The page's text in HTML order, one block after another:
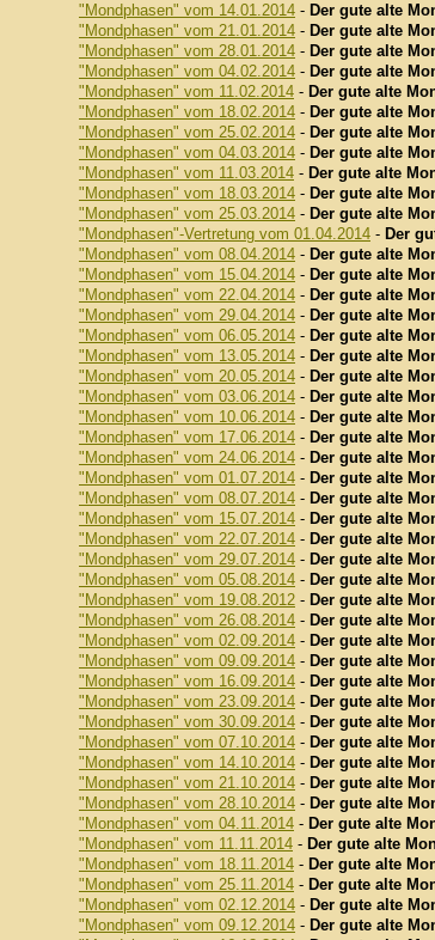
"Mondphasen" vom 14.01.2014 - Der gute alte
"Mondphasen" vom 21.01.2014 - Der gute alte
"Mondphasen" vom 28.01.2014 - Der gute alte
"Mondphasen" vom 04.02.2014 - Der gute alte
"Mondphasen" vom 11.02.2014 - Der gute alte
"Mondphasen" vom 18.02.2014 - Der gute alte
"Mondphasen" vom 25.02.2014 - Der gute alte
"Mondphasen" vom 04.03.2014 - Der gute alte
"Mondphasen" vom 11.03.2014 - Der gute alte
"Mondphasen" vom 18.03.2014 - Der gute alte
"Mondphasen" vom 25.03.2014 - Der gute alte
"Mondphasen"-Vertretung vom 01.04.2014 - Der
"Mondphasen" vom 08.04.2014 - Der gute alte
"Mondphasen" vom 15.04.2014 - Der gute alte
"Mondphasen" vom 22.04.2014 - Der gute alte
"Mondphasen" vom 29.04.2014 - Der gute alte
"Mondphasen" vom 06.05.2014 - Der gute alte
"Mondphasen" vom 13.05.2014 - Der gute alte
"Mondphasen" vom 20.05.2014 - Der gute alte
"Mondphasen" vom 03.06.2014 - Der gute alte
"Mondphasen" vom 10.06.2014 - Der gute alte
"Mondphasen" vom 17.06.2014 - Der gute alte
"Mondphasen" vom 24.06.2014 - Der gute alte
"Mondphasen" vom 01.07.2014 - Der gute alte
"Mondphasen" vom 08.07.2014 - Der gute alte
"Mondphasen" vom 15.07.2014 - Der gute alte
"Mondphasen" vom 22.07.2014 - Der gute alte
"Mondphasen" vom 29.07.2014 - Der gute alte
"Mondphasen" vom 05.08.2014 - Der gute alte
"Mondphasen" vom 19.08.2012 - Der gute alte
"Mondphasen" vom 26.08.2014 - Der gute alte
"Mondphasen" vom 02.09.2014 - Der gute alte
"Mondphasen" vom 09.09.2014 - Der gute alte
"Mondphasen" vom 16.09.2014 - Der gute alte
"Mondphasen" vom 23.09.2014 - Der gute alte
"Mondphasen" vom 30.09.2014 - Der gute alte
"Mondphasen" vom 07.10.2014 - Der gute alte
"Mondphasen" vom 14.10.2014 - Der gute alte
"Mondphasen" vom 21.10.2014 - Der gute alte
"Mondphasen" vom 28.10.2014 - Der gute alte
"Mondphasen" vom 04.11.2014 - Der gute alte
"Mondphasen" vom 11.11.2014 - Der gute alte
"Mondphasen" vom 18.11.2014 - Der gute alte
"Mondphasen" vom 25.11.2014 - Der gute alte
"Mondphasen" vom 02.12.2014 - Der gute alte
"Mondphasen" vom 09.12.2014 - Der gute alte